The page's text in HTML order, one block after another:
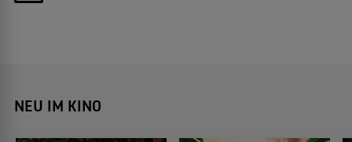
NEU IM KINO